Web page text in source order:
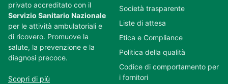
privato accreditato con il
Servizio Sanitario Nazionale
per le attività ambulatoriali e
di ricovero. Promuove la
salute, la prevenzione e la
diagnosi precoce.
Scopri di più
Società trasparente
Liste di attesa
Etica e Compliance
Politica della qualità
Codice di comportamento per
i fornitori